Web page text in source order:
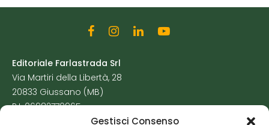
Gestisci Consenso
Editoriale Farlastrada Srl
Via Martiri della Libertà, 28
20833 Giussano (MB)
P.I. 06982770965